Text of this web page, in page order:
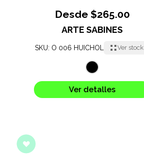
Desde $265.00
ARTE SABINES
SKU: O 006 HUICHOL Ver stock
Ver detalles